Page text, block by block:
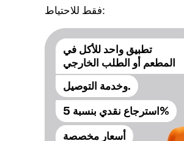
فقط للاحتياط:
تطبيق واحد للأكل في
المطعم أو الطلب الخارجي
وخدمة التوصيل.
استرجاع نقدي بنسبة 5%
أسعار مخصصة